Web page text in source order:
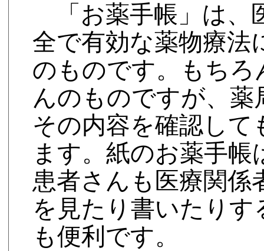
「お薬手帳」は、
全で有効な薬物療法
のものです。もちろ
んのものですが、薬
その内容を確認し
ます。紙のお薬手
患者さんも医療関係
を見たり書いたり
も便利です。